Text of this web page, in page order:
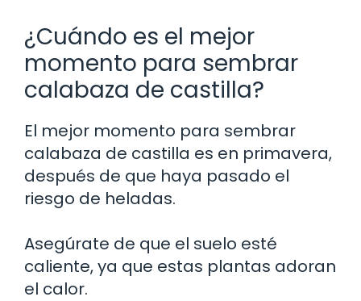
¿Cuándo es el mejor
momento para sembrar
calabaza de castilla?
El mejor momento para sembrar
calabaza de castilla es en primavera,
después de que haya pasado el
riesgo de heladas.
Asegúrate de que el suelo esté
caliente, ya que estas plantas adoran
el calor.